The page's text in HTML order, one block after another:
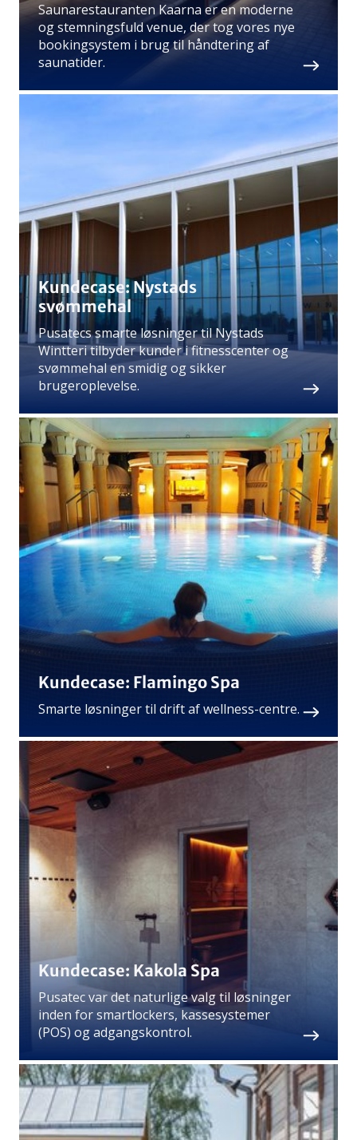
Saunarestauranten Kaarna er en moderne
og stemningsfuld venue, der tog vores nye
bookingsystem i brug til håndtering af
saunatider.
Kundecase: Nystads
svømmehal
Pusatecs smarte løsninger til Nystads
Wintteri tilbyder kunder i fitnesscenter og
svømmehal en smidig og sikker
brugeroplevelse.
Kundecase: Flamingo Spa
Smarte løsninger til drift af wellness-centre.
Kundecase: Kakola Spa
Pusatec var det naturlige valg til løsninger
inden for smartlockers, kassesystemer
(POS) og adgangskontrol.